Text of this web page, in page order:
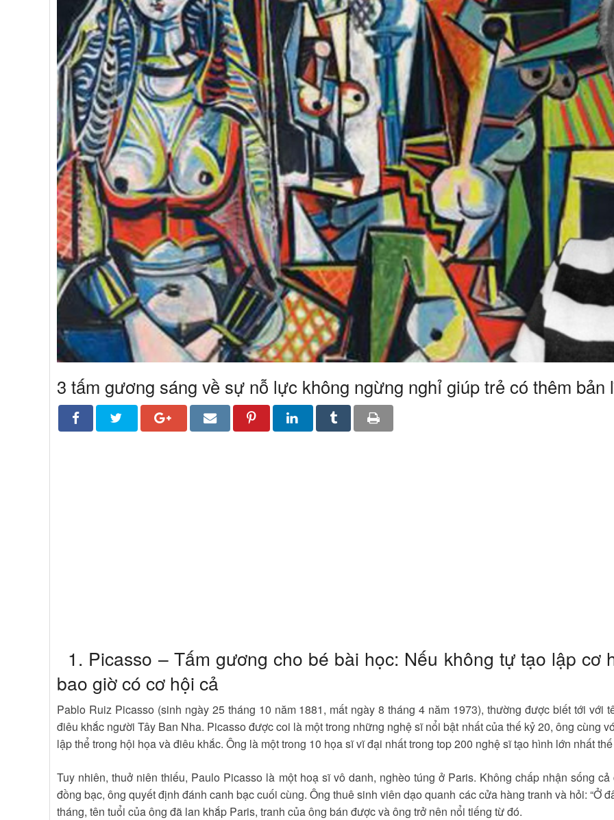
Bài mới Dạy trẻ cách học bằng cả 2 bán cầu não như thế nào?
Bài mới Vai trò của giấc ngủ với sự phát triển của não bộ
Bài mới 3 tổn thương não bộ phổ biến ở trẻ
Bài mới 6 phản xạ không điều kiện ở trẻ sơ sinh
3 tấm gương sáng về sự nỗ lực không ngừng nghỉ giúp trẻ có thêm bản
1. Picasso – Tấm gương cho bé bài học: Nếu không tự tạo lập cơ
bao giờ có cơ hội cả
Pablo Ruiz Picasso (sinh ngày 25 tháng 10 năm 1881, mất ngày 8 tháng 4 năm 1973), thường được biết tới với
điêu khắc người Tây Ban Nha. Picasso được coi là một trong những nghệ sĩ nổi bật nhất của thế kỷ 20, ông cùng
lập thể trong hội họa và điêu khắc. Ông là một trong 10 họa sĩ vĩ đại nhất trong top 200 nghệ sĩ tạo hình lớn nhất
Tuy nhiên, thuở niên thiếu, Paulo Picasso là một hoạ sĩ vô danh, nghèo túng ở Paris. Không chấp nhận sống
đồng bạc, ông quyết định đánh canh bạc cuối cùng. Ông thuê sinh viên dạo quanh các cửa hàng tranh và hỏi: “Ở
tháng, tên tuổi của ông đã lan khắp Paris, tranh của ông bán được và ông trở nên nổi tiếng từ đó.